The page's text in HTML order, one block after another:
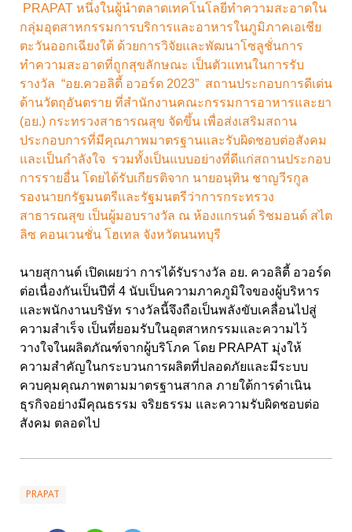
PRAPAT หนึ่งในผู้นำตลาดเทคโนโลยีทำความสะอาดใน
กลุ่มอุตสาหกรรมการบริการและอาหารในภูมิภาคเอเชีย
ตะวันออกเฉียงใต้ ด้วยการวิจัยและพัฒนาโซลูชั่นการ
ทำความสะอาดที่ถูกสุขลักษณะ เป็นตัวแทนในการรับ
รางวัล “อย.ควอลิตี้ อวอร์ด 2023” สถานประกอบการดีเด่น
ด้านวัตถุอันตราย ที่สำนักงานคณะกรรมการอาหารและยา
(อย.) กระทรวงสาธารณสุข จัดขึ้น เพื่อส่งเสริมสถาน
ประกอบการที่มีคุณภาพมาตรฐานและรับผิดชอบต่อสังคม
และเป็นกำลังใจ รวมทั้งเป็นแบบอย่างที่ดีแก่สถานประกอบ
การรายอื่น โดยได้รับเกียรติจาก นายอนุทิน ชาญวีรกูล
รองนายกรัฐมนตรีและรัฐมนตรีว่าการกระทรวง
สาธารณสุข เป็นผู้มอบรางวัล ณ ห้องแกรนด์ ริชมอนด์ สไต
ลิซ คอนเวนชั่น โฮเทล จังหวัดนนทบุรี
นายสุกานต์ เปิดเผยว่า การได้รับรางวัล อย. ควอลิตี้ อวอร์ด
ต่อเนื่องกันเป็นปีที่ 4 นับเป็นความภาคภูมิใจของผู้บริหาร
และพนักงานบริษัท รางวัลนี้จึงถือเป็นพลังขับเคลื่อนไปสู่
ความสำเร็จ เป็นที่ยอมรับในอุตสาหกรรมและความไว้
วางใจในผลิตภัณฑ์จากผู้บริโภค โดย PRAPAT มุ่งให้
ความสำคัญในกระบวนการผลิตที่ปลอดภัยและมีระบบ
ควบคุมคุณภาพตามมาตรฐานสากล ภายใต้การดำเนิน
ธุรกิจอย่างมีคุณธรรม จริยธรรม และความรับผิดชอบต่อ
สังคม ตลอดไป
PRAPAT